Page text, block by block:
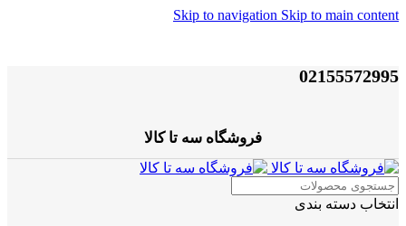
Skip to navigation Skip to main content
02155572995
فروشگاه سه تا کالا
انتخاب دسته بندی